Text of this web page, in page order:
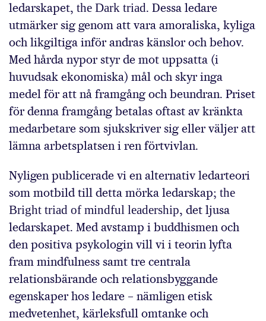
ledarskapet, the Dark triad. Dessa ledare
utmärker sig genom att vara amoraliska, kyliga
och likgiltiga inför andras känslor och behov.
Med hårda nypor styr de mot uppsatta (i
huvudsak ekonomiska) mål och skyr inga
medel för att nå framgång och beundran. Priset
för denna framgång betalas oftast av kränkta
medarbetare som sjukskriver sig eller väljer att
lämna arbetsplatsen i ren förtvivlan.
Nyligen publicerade vi en alternativ ledarteori
som motbild till detta mörka ledarskap; the
Bright triad of mindful leadership, det ljusa
ledarskapet. Med avstamp i buddhismen och
den positiva psykologin vill vi i teorin lyfta
fram mindfulness samt tre centrala
relationsbärande och relationsbyggande
egenskaper hos ledare – nämligen etisk
medvetenhet, kärleksfull omtanke och